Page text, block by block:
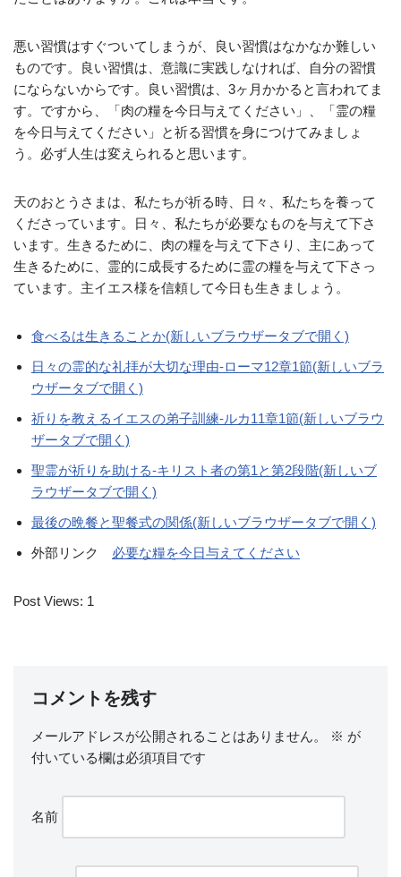
悪い習慣はすぐついてしまうが、良い習慣はなかなか難しい
ものです。良い習慣は、意識に実践しなければ、自分の習慣
にならないからです。良い習慣は、3ヶ月かかると言われてま
す。ですから、「肉の糧を今日与えてください」、「霊の糧
を今日与えてください」と祈る習慣を身につけてみましょ
う。必ず人生は変えられると思います。
天のおとうさまは、私たちが祈る時、日々、私たちを養って
くださっています。日々、私たちが必要なものを与えて下さ
います。生きるために、肉の糧を与えて下さり、主にあって
生きるために、霊的に成長するために霊の糧を与えて下さっ
ています。主イエス様を信頼して今日も生きましょう。
食べるは生きることか(新しいブラウザータブで開く)
日々の霊的な礼拝が大切な理由-ローマ12章1節(新しいブラ
ウザータブで開く)
祈りを教えるイエスの弟子訓練-ルカ11章1節(新しいブラウ
ザータブで開く)
聖霊が祈りを助ける-キリスト者の第1と第2段階(新しいブ
ラウザータブで開く)
最後の晩餐と聖餐式の関係(新しいブラウザータブで開く)
外部リンク 必要な糧を今日与えてください
Post Views: 1
コメントを残す
メールアドレスが公開されることはありません。 ※ が
付いている欄は必須項目です
名前